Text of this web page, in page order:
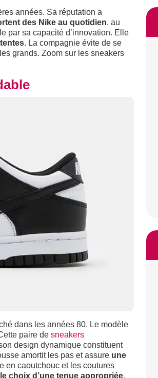
années. Sa réputation a
des Nike au quotidien, au
par sa capacité d’innovation. Elle
. La compagnie évite de se
grands. Zoom sur les sneakers
dans les années 80. Le modèle
paire de sneakers
design dynamique constituent
amortit les pas et assure une
en caoutchouc et les coutures
choix d’une tenue appropriée.